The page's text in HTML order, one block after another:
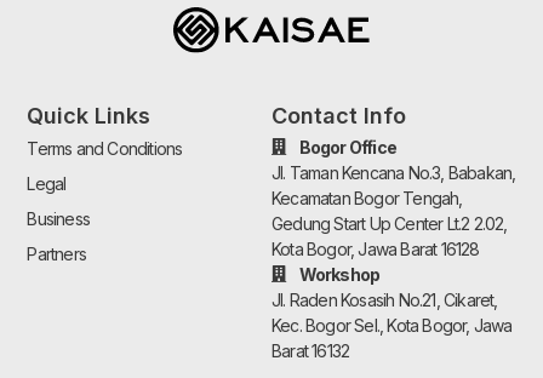
Quick Links
Terms and Conditions
Legal
Business
Partners
Contact Info
Bogor Office
Jl. Taman Kencana No.3, Babakan,
Kecamatan Bogor Tengah,
Gedung Start Up Center Lt.2 2.02,
Kota Bogor, Jawa Barat 16128
Workshop
Jl. Raden Kosasih No.21, Cikaret,
Kec. Bogor Sel., Kota Bogor, Jawa
Barat 16132